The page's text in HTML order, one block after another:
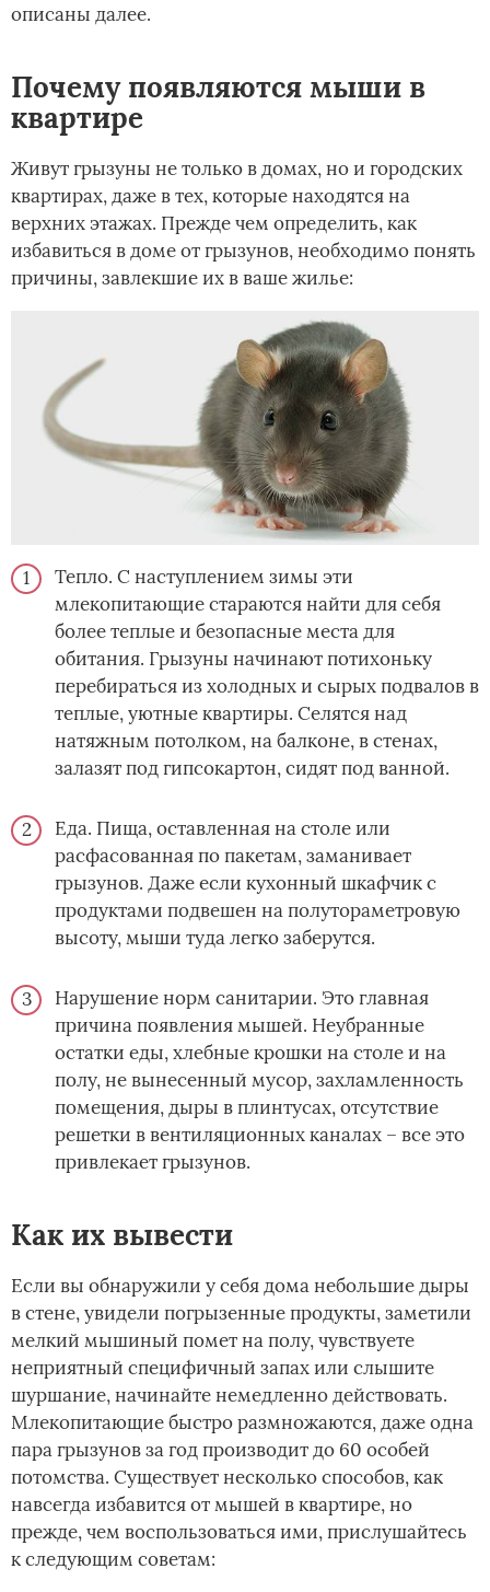
описаны далее.
Почему появляются мыши в
квартире
Живут грызуны не только в домах, но и городских
квартирах, даже в тех, которые находятся на
верхних этажах. Прежде чем определить, как
избавиться в доме от грызунов, необходимо понять
причины, завлекшие их в ваше жилье:
Тепло. С наступлением зимы эти
млекопитающие стараются найти для себя
более теплые и безопасные места для
обитания. Грызуны начинают потихоньку
перебираться из холодных и сырых подвалов в
теплые, уютные квартиры. Селятся над
натяжным потолком, на балконе, в стенах,
залазят под гипсокартон, сидят под ванной.
Еда. Пища, оставленная на столе или
расфасованная по пакетам, заманивает
грызунов. Даже если кухонный шкафчик с
продуктами подвешен на полутораметровую
высоту, мыши туда легко заберутся.
Нарушение норм санитарии. Это главная
причина появления мышей. Неубранные
остатки еды, хлебные крошки на столе и на
полу, не вынесенный мусор, захламленность
помещения, дыры в плинтусах, отсутствие
решетки в вентиляционных каналах – все это
привлекает грызунов.
Как их вывести
Если вы обнаружили у себя дома небольшие дыры
в стене, увидели погрызенные продукты, заметили
мелкий мышиный помет на полу, чувствуете
неприятный специфичный запах или слышите
шуршание, начинайте немедленно действовать.
Млекопитающие быстро размножаются, даже одна
пара грызунов за год производит до 60 особей
потомства. Существует несколько способов, как
навсегда избавится от мышей в квартире, но
прежде, чем воспользоваться ими, прислушайтесь
к следующим советам: